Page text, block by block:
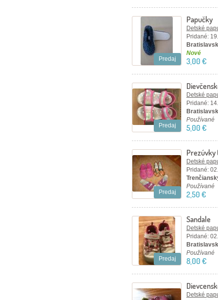
Predaj
Papučky
Detské
Pridané:
Nové
3,00 €
Predaj
Detské
Pridané:
Používané
5,00 €
Predaj
Prezúvky
Detské
Pridané:
Používané
2,50 €
Predaj
Sandale
Detské
Pridané:
Používané
8,00 €
Detské